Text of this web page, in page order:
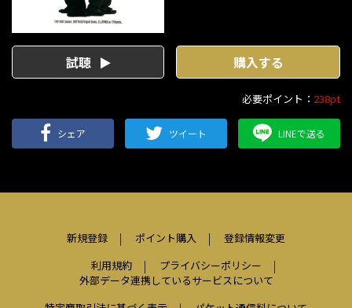
試聴 購入する
必要ポイント： 238pt
シェア ツイート LINEで送る
新規登録 ポイント購入
登録情報変更
利用規約
プライバシーポリシー
外部データ連携しているサービスについて